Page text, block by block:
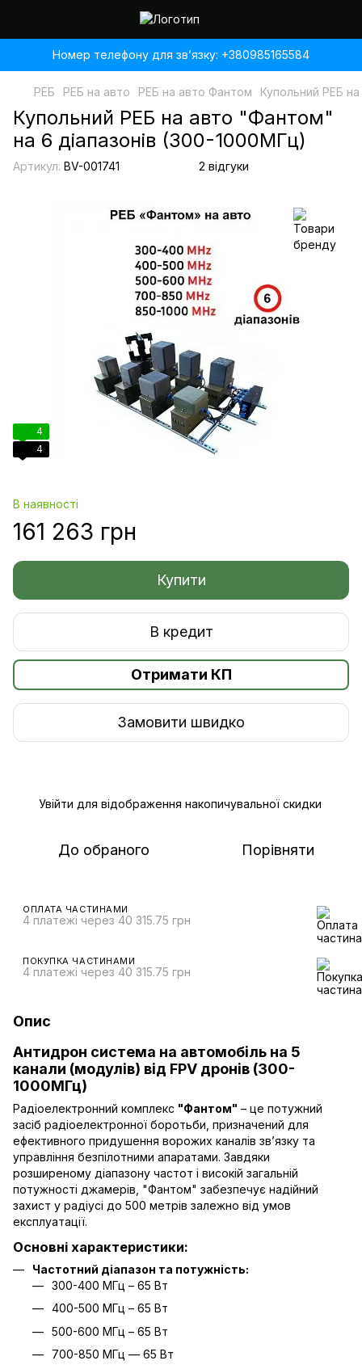
Номер телефону для звʼязку: +380985165584
РЕБ РЕБ на авто РЕБ на авто Фантом Купольний РЕБ
Купольний РЕБ на авто "Фантом"
на 6 діапазонів (300-1000МГц)
Артикул: BV-001741 2 відгуки
4
4
В наявності
161 263 грн
Купити
В кредит
Отримати КП
Замовити швидко
Увійти для відображення накопичувальної скидки
До обраного Порівняти
ОПЛАТА ЧАСТИНАМИ
4 платежі через 40 315.75 грн
ПОКУПКА ЧАСТИНАМИ
4 платежі через 40 315.75 грн
Опис
Антидрон система на автомобіль на 5
канали (модулів) від FPV дронів (300-
1000МГц)
Радіоелектронний комплекс "Фантом" – це потужний
засіб радіоелектронної боротьби, призначений для
ефективного придушення ворожих каналів зв’язку та
управління безпілотними апаратами. Завдяки
розширеному діапазону частот і високій загальній
потужності джамерів, "Фантом" забезпечує надійний
захист у радіусі до 500 метрів залежно від умов
експлуатації.
Основні характеристики:
Частотний діапазон та потужність:
300-400 МГц – 65 Вт
400-500 МГц – 65 Вт
500-600 МГц – 65 Вт
700-850 МГц — 65 Вт